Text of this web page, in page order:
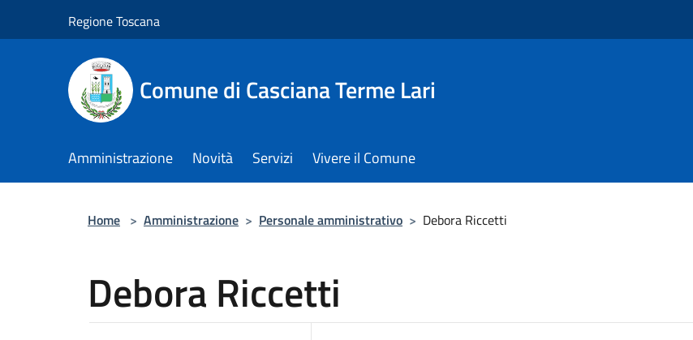
Regione Toscana
Comune di Casciana Terme Lari
Amministrazione Novità Servizi Vivere il Comune
Home > Amministrazione > Personale amministrativo > Debora Riccetti
Debora Riccetti